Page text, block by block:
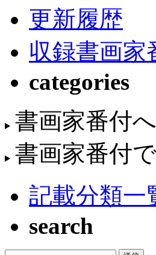
更新履歴
収録書画家
categories
書画家番付
書画家番付
記載分類一
search